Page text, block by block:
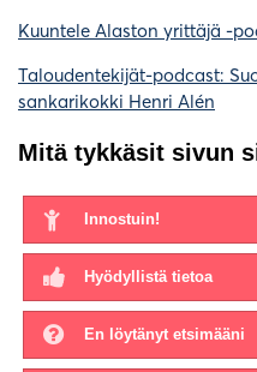
Kuuntele Alaston yrittäjä -
Taloudentekijät-podcast:
sankarikokki Henri Alén
Mitä tykkäsit sivun
Innostuin!
Hyödyllistä tietoa
En löytänyt etsimääni